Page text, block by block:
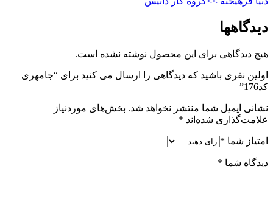
دیدگاهها
هیچ دیدگاهی برای این محصول نوشته نشده است.
اولین نفری باشید که دیدگاهی را ارسال می کنید برای “جامهری
کد176”
نشانی ایمیل شما منتشر نخواهد شد. بخش‌های موردنیاز
علامت‌گذاری شده‌اند *
امتیاز شما *
دیدگاه شما *